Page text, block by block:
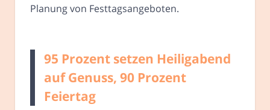
Planung von Festtagsangeboten.
95 Prozent setzen Heiligabend
auf Genuss, 90 Prozent
Feiertag